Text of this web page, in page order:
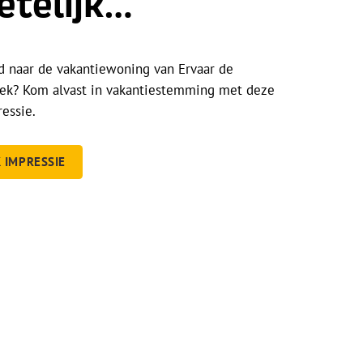
naar de vakantiewoning van Ervaar de
Kom alvast in vakantiestemming met deze
IMPRESSIE